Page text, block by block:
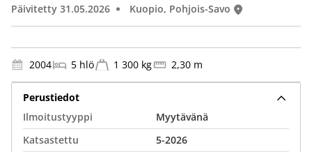
Päivitetty 31.05.2026
Kuopio, Pohjois-Savo
2004 5 hlö 1 300 kg 2,30 m
Perustiedot
Ilmoitustyyppi
Myytävänä
Katsastettu
5-2026